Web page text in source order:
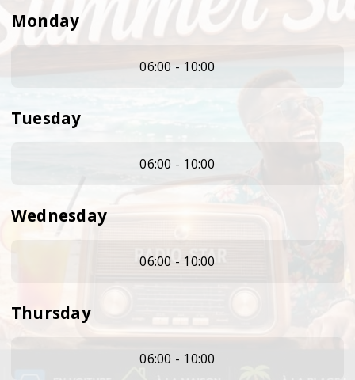
Monday
06:00 - 10:00
Tuesday
06:00 - 10:00
Wednesday
06:00 - 10:00
Thursday
06:00 - 10:00